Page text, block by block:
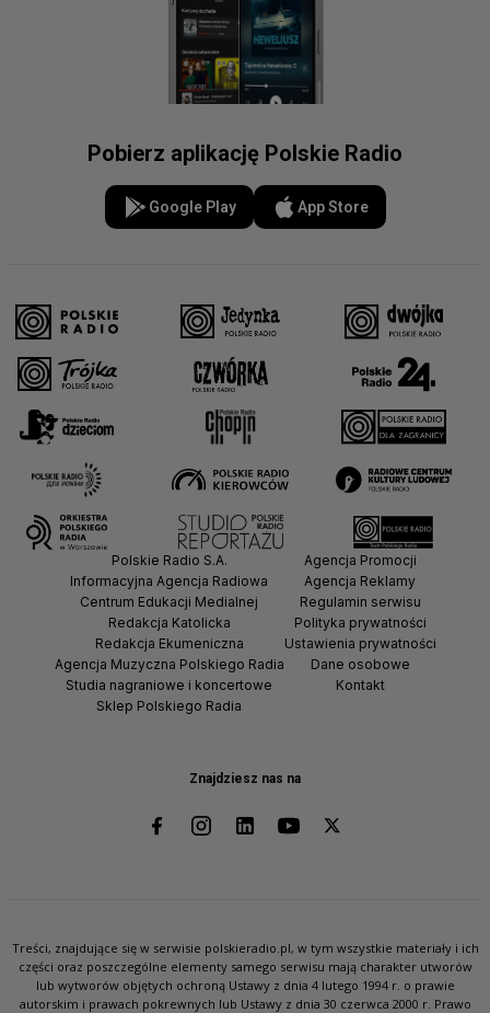
Pobierz aplikację Polskie Radio
Google Play App Store
Znajdziesz nas na
Polskie Radio S.A.
Informacyjna Agencja Radiowa
Centrum Edukacji Medialnej
Redakcja Katolicka
Redakcja Ekumeniczna
Agencja Muzyczna Polskiego Radia
Studia nagraniowe i koncertowe
Sklep Polskiego Radia
Agencja Promocji
Agencja Reklamy
Regulamin serwisu
Polityka prywatności
Ustawienia prywatności
Dane osobowe
Kontakt
Treści, znajdujące się w serwisie polskieradio.pl, w tym wszystkie materiały i ich
części oraz poszczególne elementy samego serwisu mają charakter utworów
lub wytworów objętych ochroną Ustawy z dnia 4 lutego 1994 r. o prawie
autorskim i prawach pokrewnych lub Ustawy z dnia 30 czerwca 2000 r. Prawo